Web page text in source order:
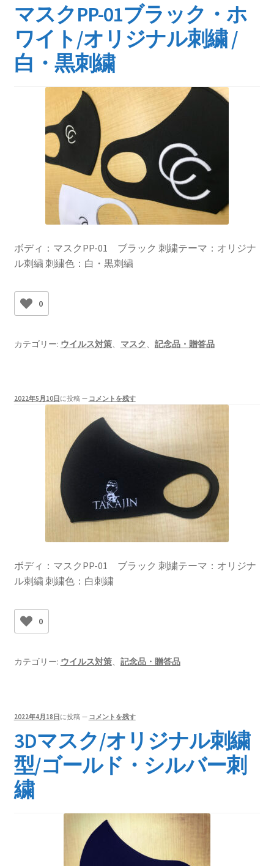
マスクPP-01ブラック・ホ
ワイト/オリジナル刺繍 /
白・黒刺繍
ボディ：マスクPP-01 ブラック 刺繍テーマ：オリジナ
ル刺繍 刺繍色：白・黒刺繍
0
カテゴリー: ウイルス対策、 マスク 記念品・贈答品
2022年5月10日 に投稿 — コメントを残す
ボディ：マスクPP-01 ブラック 刺繍テーマ：オリジナ
ル刺繍 刺繍色：白刺繍
0
カテゴリー: ウイルス対策、 記念品・贈答品
2022年4月18日に投稿 — コメントを残す
3Dマスク/オリジナル刺繍
型/ゴールド・シルバー刺
繍